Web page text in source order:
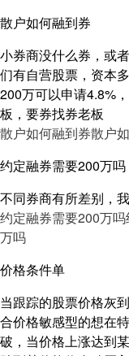
散户如何融到券
小券商没什么券，或
们有自营股票，资本
200万可以申请4.8%
板，要券找券老板
散户如何融到券散户
约定融券需要200万吗
不同券商有所差别，
约定融券需要200万吗
万吗
价格条件单
当跟踪的股票价格灰
合价格敏感型的想在
破，当价格上涨达到